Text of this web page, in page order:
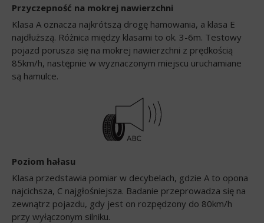
Przyczepność na mokrej nawierzchni
Klasa A oznacza najkrótszą drogę hamowania, a klasa E
najdłuższą. Różnica między klasami to ok. 3-6m. Testowy
pojazd porusza się na mokrej nawierzchni z prędkością
85km/h, następnie w wyznaczonym miejscu uruchamiane
są hamulce.
Poziom hałasu
Klasa przedstawia pomiar w decybelach, gdzie A to opona
najcichsza, C najgłośniejsza. Badanie przeprowadza się na
zewnątrz pojazdu, gdy jest on rozpędzony do 80km/h
przy wyłączonym silniku.